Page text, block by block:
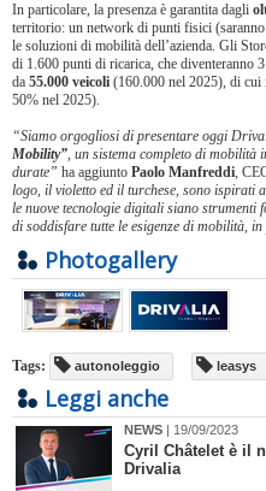
In particolare, la presenza è garantita dagli
territorio: un network di punti fisici
le soluzioni di mobilità dell’azienda. Gli
di 1.600 punti di ricarica, che diventeranno
da 55.000 veicoli (160.000 nel 2025), di
50% nel 2025).
“Siamo orgogliosi di presentare oggi
Mobility”, un sistema completo di mobilità
durate” ha aggiunto Paolo Manfreddi,
logo, il violetto ed il turchese, sono ispirati
le nuove tecnologie digitali siano
di soddisfare tutte le esigenze di mobilità,
Photogallery
Tags: autonoleggio leasys
Leggi anche
NEWS | 19/09/2023
Cyril Châtelet è il
Drivalia